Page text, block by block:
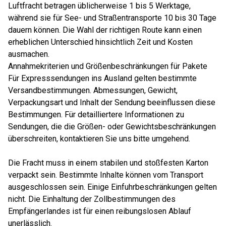
Luftfracht betragen üblicherweise 1 bis 5 Werktage,
während sie für See- und Straßentransporte 10 bis 30 Tage
dauern können. Die Wahl der richtigen Route kann einen
erheblichen Unterschied hinsichtlich Zeit und Kosten
ausmachen.
Annahmekriterien und Größenbeschränkungen für Pakete
Für Expresssendungen ins Ausland gelten bestimmte
Versandbestimmungen. Abmessungen, Gewicht,
Verpackungsart und Inhalt der Sendung beeinflussen diese
Bestimmungen. Für detailliertere Informationen zu
Sendungen, die die Größen- oder Gewichtsbeschränkungen
überschreiten, kontaktieren Sie uns bitte umgehend.
Die Fracht muss in einem stabilen und stoßfesten Karton
verpackt sein. Bestimmte Inhalte können vom Transport
ausgeschlossen sein. Einige Einfuhrbeschränkungen gelten
nicht. Die Einhaltung der Zollbestimmungen des
Empfängerlandes ist für einen reibungslosen Ablauf
unerlässlich.